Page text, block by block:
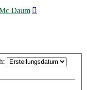
Daum